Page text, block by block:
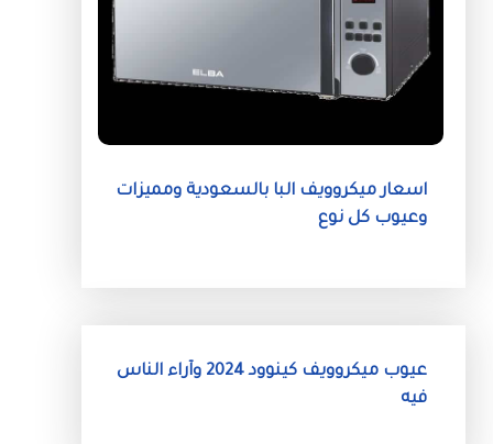
اسعار ميكروويف البا بالسعودية ومميزات
وعيوب كل نوع
عيوب ميكروويف كينوود 2024 وآراء الناس
فيه